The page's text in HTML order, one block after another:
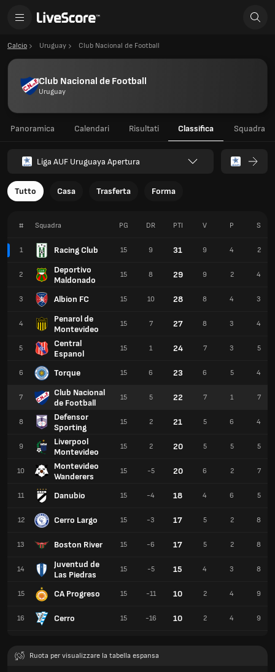
Calcio Uruguay Club Nacional de Football
Club Nacional de Football
Uruguay
Panoramica Calendari Risultati Classifica Squadra
Liga AUF Uruguaya Apertura
Tutto Casa Trasferta Forma
# Squadra
1 Racing Club
2
Deportivo
Maldonado
3 Albion FC
4
Penarol de
Montevideo
5
Central
Espanol
6 Torque
7
Club Nacional
de Football
8
Defensor
Sporting
9
Liverpool
Montevideo
10
Montevideo
Wanderers
11 Danubio
12 Cerro Largo
13 Boston River
14
Juventud de
Las Piedras
15 CA Progreso
16 Cerro
PG DR PTI V P S
15 9 31 9 4 2
15 8 29 9 2 4
15 10 28 8 4 3
15 7 27 8 3 4
15 1 24 7 3 5
15 6 23 6 5 4
15 5 22 7 1 7
15 2 21 5 6 4
15 2 20 5 5 5
15 -5 20 6 2 7
15 -4 18 4 6 5
15 -3 17 5 2 8
15 -6 17 5 2 8
15 -5 15 4 3 8
15 -11 10 2 4 9
15 -16 10 2 4 9
Ruota per visualizzare la tabella espansa